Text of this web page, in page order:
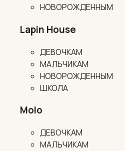
НОВОРОЖДЕННЫМ
Lapin House
ДЕВОЧКАМ
МАЛЬЧИКАМ
НОВОРОЖДЕННЫМ
ШКОЛА
Molo
ДЕВОЧКАМ
МАЛЬЧИКАМ